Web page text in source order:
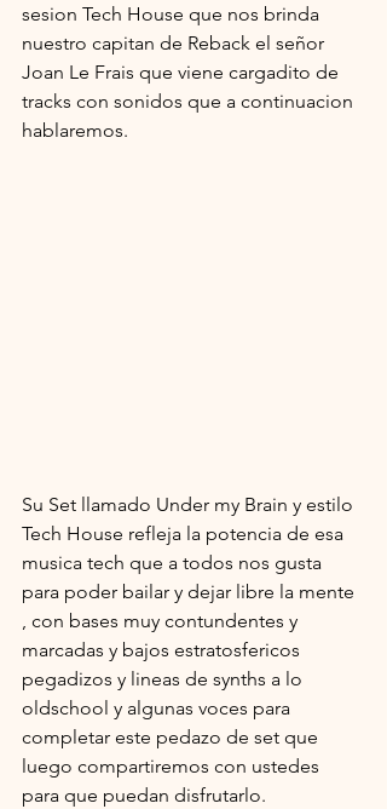
sesion Tech House que nos brinda
nuestro capitan de Reback el señor
Joan Le Frais que viene cargadito de
tracks con sonidos que a continuacion
hablaremos.
Su Set llamado Under my Brain y estilo
Tech House refleja la potencia de esa
musica tech que a todos nos gusta
para poder bailar y dejar libre la mente
, con bases muy contundentes y
marcadas y bajos estratosfericos
pegadizos y lineas de synths a lo
oldschool y algunas voces para
completar este pedazo de set que
luego compartiremos con ustedes
para que puedan disfrutarlo.